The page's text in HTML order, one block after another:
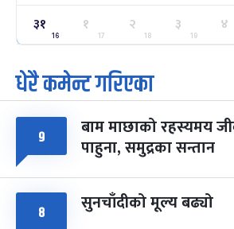
२५
मंगल
ग्याल्पो ल्होसार
फाल्गुन २५, २०८३ Mar 9, 2027
७
आइत
पूर्णिमा व्रत
चैत्र ७, २०८३-Mar 21, 2027
८ फागुपूर्णिमा
चैत्र ८, २०८३-Mar 22, 2027
३१
16
१
17
२
18
३
19
४
धेरै कमेन्ट गरिएका
९ बाम माछाको रहस्यमय
पाहुना, समुद्रका सन्तान
८ सुनचाँदीको मूल्य बढ्यो